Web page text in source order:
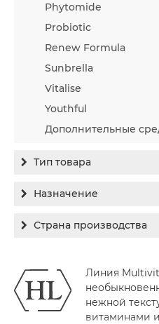
Phytomide
Probiotic
Renew Formula
Sunbrella
Vitalise
Youthful
Дополнительные
Тип товара
Бальзам
Концентрат
Крем
Крем тональный
Назначение
Гиперпигментация
Заживление
Лечение акне
Обновление кожи
Страна производства
Канада
Россия
Линия
нежной
витаминами